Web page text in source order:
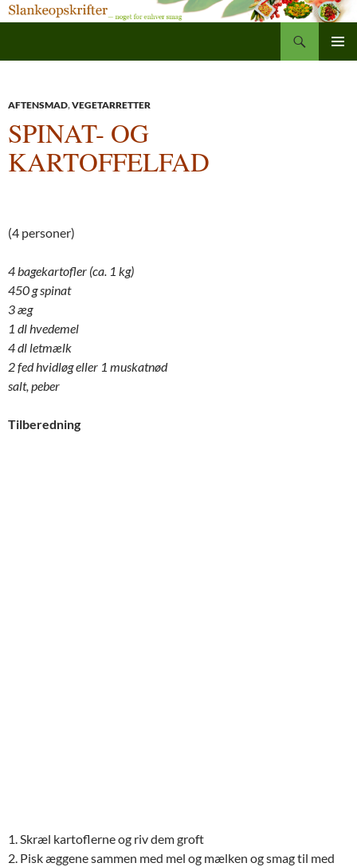
AFTENSMAD,VEGETARRETTER
SPINAT- OG
KARTOFFELFAD
(4 personer)
4 bagekartofler (ca. 1 kg)
450 g spinat
3 æg
1 dl hvedemel
4 dl letmælk
2 fed hvidløg eller 1 muskatnød
salt, peber
Tilberedning
1. Skræl kartoflerne og riv dem groft
2. Pisk æggene sammen med mel og mælken og smag til med